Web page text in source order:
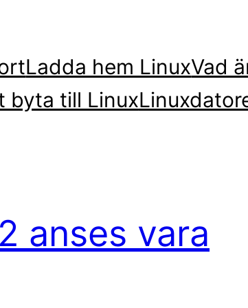
Ladda hem LinuxVad
byta till Linux
anses vara